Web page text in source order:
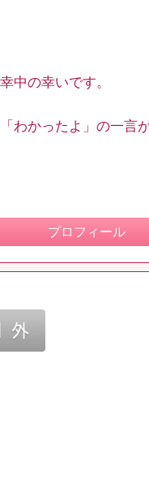
中の幸いです。
わかったよ」の一言
プロフィール